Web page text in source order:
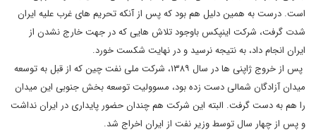
است. درست به همین دلیل هم بود که پس از آنکه تحریم های غرب علیه ایران
شدت گرفت، شرکت اینپکس باوجود تلاش هایی که در جهت خارج نشدن از
ایران انجام داد، به نتیجه نرسید و در نهایت شکست خورد.
پس از خروج ژاپنی ها در سال ١٣٨٩، شرکت ملی نفت چین که از قبل به توسعه
میدان آزادگان شمالی دست زده بود، مسوولیت توسعه بخش جنوبی این میدان
را هم به دست گرفت. البته این شرکت هم چندان حضور پایداری در ایران نداشت
و پس از چهار سال توسط وزیر نفت از ایران اخراج شد.